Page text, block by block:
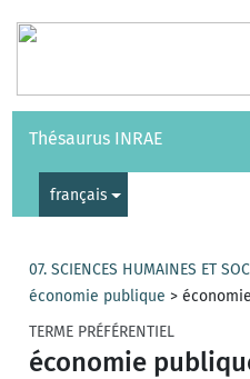
Vocabulaires API
Thésaurus INRAE
français
07. SCIENCES HUMAINES ET
économie publique >
TERME PRÉFÉRENTIEL
économie